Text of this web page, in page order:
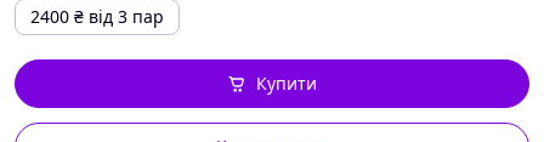
2400 ₴ від 3 пар
Купити